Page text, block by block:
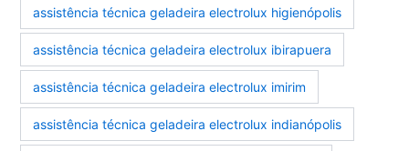
assistência técnica geladeira electrolux higienópolis
assistência técnica geladeira electrolux ibirapuera
assistência técnica geladeira electrolux imirim
assistência técnica geladeira electrolux indianópolis